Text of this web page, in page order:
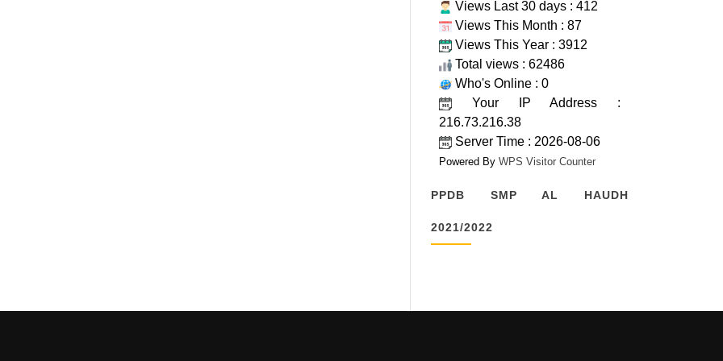
Views Last 30 days : 412
Views This Month : 87
Views This Year : 3912
Total views : 62486
Who's Online : 0
Your IP Address :
216.73.216.38
Server Time : 2026-08-06
Powered By WPS Visitor Counter
PPDB SMP AL HAUDH
2021/2022